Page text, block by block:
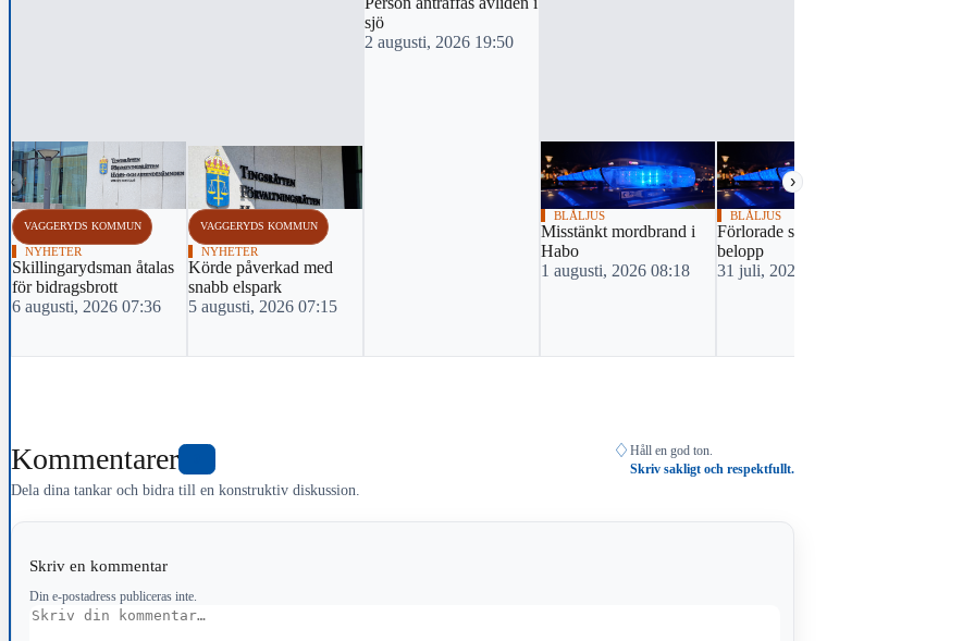
‹ ›
VAGGERYDS KOMMUN
NYHETER
Skillingarydsman åtalas
för bidragsbrott
6 augusti, 2026 07:36
VAGGERYDS KOMMUN
NYHETER
Körde påverkad med
snabb elspark
5 augusti, 2026 07:15
sjö
2 augusti, 2026 19:50
BLÅLJUS
Misstänkt mordbrand i
Habo
1 augusti, 2026 08:18
BLÅLJUS
Förlorade sexsiffrigt
belopp
31 juli, 2026 18:12
Kommentarer
Dela dina tankar och bidra till en konstruktiv diskussion.
♢ Håll en god ton.
Skriv sakligt och respektfullt.
Skriv en kommentar
Din e-postadress publiceras inte.
Kommentar